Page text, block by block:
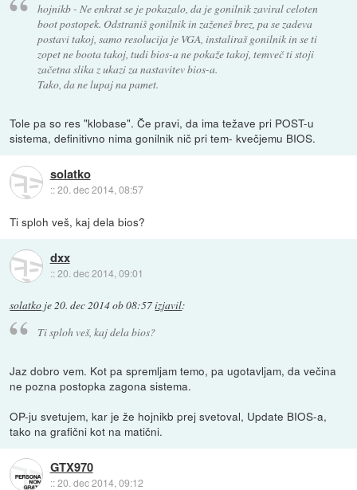
hojnikb - Ne enkrat se je pokazalo, da je gonilnik zaviral celoten
boot postopek. Odstraniš gonilnik in zaženeš brez, pa se zadeva
postavi takoj, samo resolucija je VGA, instaliraš gonilnik in se ti
zopet ne boota takoj, tudi bios-a ne pokaže takoj, temveč ti stoji
začetna slika z ukazi za nastavitev bios-a.
Tako, da ne lupaj na pamet.
Tole pa so res "klobase". Če pravi, da ima težave pri POST-u
sistema, definitivno nima gonilnik nič pri tem- kvečjemu BIOS.
solatko
::20. dec 2014, 08:57
Ti sploh veš, kaj dela bios?
dxx
::20. dec 2014, 09:01
solatko je20. dec 2014 ob 08:57izjavil:
Ti sploh veš, kaj dela bios?
Jaz dobro vem. Kot pa spremljam temo, pa ugotavljam, da večina
ne pozna postopka zagona sistema.
OP-ju svetujem, kar je že hojnikb prej svetoval, Update BIOS-a,
tako na grafični kot na matični.
GTX970
::20. dec 2014, 09:12